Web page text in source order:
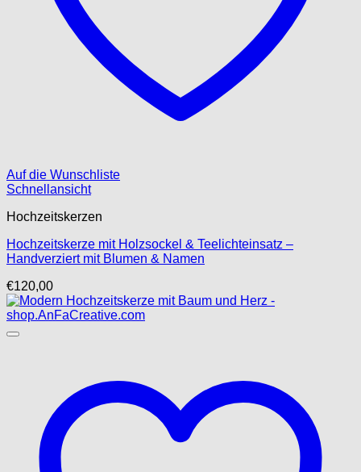
Auf die Wunschliste
Schnellansicht
Hochzeitskerzen
Hochzeitskerze mit Holzsockel & Teelichteinsatz –
Handverziert mit Blumen & Namen
€120,00